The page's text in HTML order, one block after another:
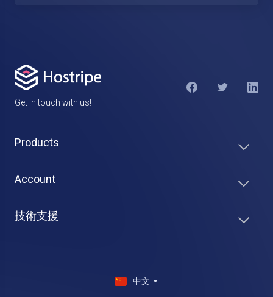
Get in touch with us!
Products
Account
技術支援
中文